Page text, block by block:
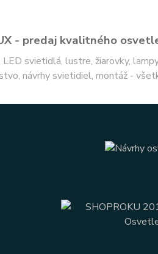
- predaj kvalitného
LED svietidlá, lustre, žiarovky,
návrhy svietidiel, montáž -